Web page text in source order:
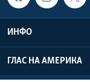
ИНФО
ГЛАС НА АМЕРИКА